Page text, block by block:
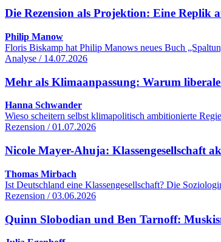
Die Rezension als Projektion: Eine Replik
Philip Manow
Floris Biskamp hat Philip Manows neues Buch
Analyse / 14.07.2026
Mehr als Klimaanpassung: Warum
Hanna Schwander
Wieso scheitern selbst klimapolitisch ambitionierte
Rezension / 01.07.2026
Nicole Mayer-Ahuja: Klassengesellschaft
Thomas Mirbach
Ist Deutschland eine Klassengesellschaft? Die
Rezension / 03.06.2026
Quinn Slobodian und Ben Tarnoff: